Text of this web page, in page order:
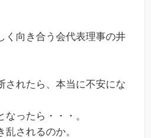
く向き合う会代表理事の井
されたら、本当に不安にな
ったら・・・。
されるのか。